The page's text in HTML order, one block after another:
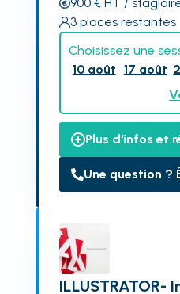
3 places restantes
Choisissez une
10 août 17 août
Plus d'infos et
Une question ?
ILLUSTRATOR-